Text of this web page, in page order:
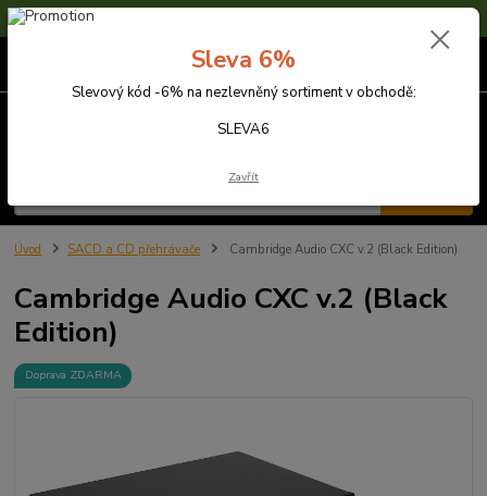
Sleva 6% na nezlevněné zboží s kódem SLEVA6
Úvod SACD a CD přehrávače Cambridge Audio CXC v.2 (Black Edition)
Cambridge Audio CXC v.2 (Black
Edition)
Doprava ZDARMA
Sleva 6%
Slevový kód -6% na nezlevněný sortiment v obchodě:
SLEVA6
Zavřít